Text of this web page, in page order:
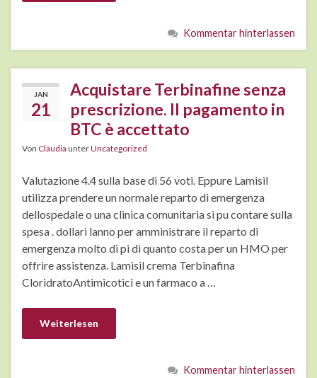
Kommentar hinterlassen
JAN
21
Acquistare Terbinafine senza
prescrizione. Il pagamento in
BTC è accettato
Von Claudia unterUncategorized
Valutazione 4.4 sulla base di 56 voti. Eppure Lamisil
utilizza prendere un normale reparto di emergenza
dellospedale o una clinica comunitaria si pu contare sulla
spesa . dollari lanno per amministrare il reparto di
emergenza molto di pi di quanto costa per un HMO per
offrire assistenza. Lamisil crema Terbinafina
CloridratoAntimicotici e un farmaco a …
Weiterlesen
Kommentar hinterlassen